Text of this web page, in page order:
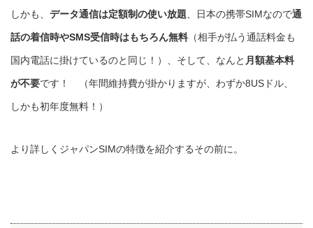
しかも、 データ通信は定額制の使い放題 、日本の携帯SIMなので通
話の着信時やSMS受信時はもちろん無料 （相手が払う通話料金も
国内電話に掛けているのと同じ！）、そして、なんと 月額基本料
が不要です！ （年間維持費が掛かりますが、わずか8USドル、
しかも初年度無料！）
より詳しくジャパンSIMの特徴を紹介するその前に。